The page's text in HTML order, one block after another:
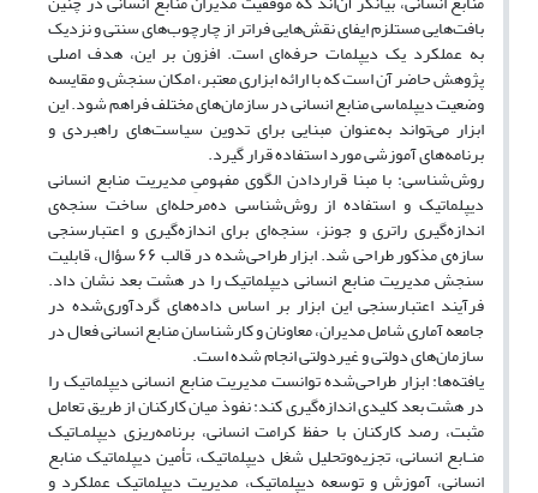
بافت‌هایی مستلزم ایفای نقش‌هایی فراتر از چارچوب‌های سنتی و نزدیک
به عملکرد یک دیپلمات حرفه‌ای است. افزون بر این، هدف اصلی
پژوهش حاضر آن است که با ارائه ابزاری معتبر، امکان سنجش و مقایسه
وضعیت دیپلماسی منابع انسانی در سازمان‌های مختلف فراهم شود. این
ابزار می‌تواند به‌عنوان مبنایی برای تدوین سیاست‌های راهبردی و
برنامه‌های آموزشی مورد استفاده قرار گیرد.
روش‌شناسی: با مبنا قراردادن الگوی مفهومیِ مدیریت منابع انسانی
دیپلماتیک و استفاده از روش‌شناسی ده‌مرحله‌ای ساخت سنجه‌ی
اندازه‌گیری راتری و جونز، سنجه‌ای برای اندازه‌گیری و اعتبارسنجی
سازه‌ی مذکور طراحی شد. ابزار طراحی‌شده در قالب ۶۶ سؤال، قابلیت
سنجش مدیریت منابع انسانی دیپلماتیک را در هشت بعد نشان داد.
فرآیند اعتبارسنجی این ابزار بر اساس داده‌های گردآوری‌شده در
جامعه آماری شامل مدیران، معاونان و کارشناسان منابع انسانی فعال در
سازمان‌های دولتی و غیردولتی انجام شده است.
یافته‌ها: ابزار طراحی‌شده توانست مدیریت منابع انسانی دیپلماتیک را
در هشت بعد کلیدی اندازه‌گیری کند: نفوذ میان کارکنان از طریق تعامل
مثبت، رصد کارکنان با حفظ کرامت انسانی، برنامه‌ریزی دیپلمـاتیک
منـابع انسانی، تجزیه‌وتحلیل شغل دیپلماتیک، تأمین دیپلماتیک منابع
انسانی، آموزش و توسعه دیپلماتیک، مدیریت دیپلماتیک عملکرد و